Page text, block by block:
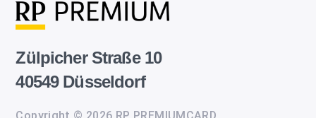
Zülpicher Straße 10
40549 Düsseldorf